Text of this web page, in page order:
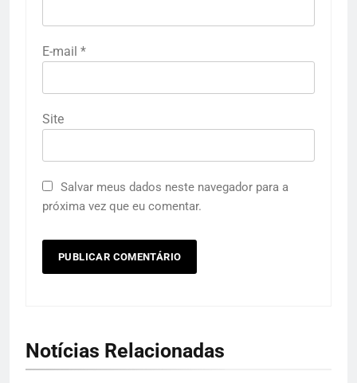
E-mail *
Site
Salvar meus dados neste navegador para a
próxima vez que eu comentar.
Notícias Relacionadas